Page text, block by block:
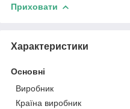
Приховати
Характеристики
Основні
Виробник
Країна виробник